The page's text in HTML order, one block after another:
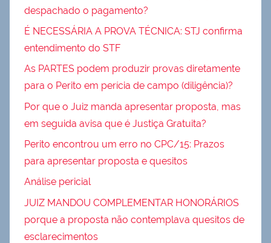
despachado o pagamento?
É NECESSÁRIA A PROVA TÉCNICA: STJ confirma
entendimento do STF
As PARTES podem produzir provas diretamente
para o Perito em perícia de campo (diligência)?
Por que o Juiz manda apresentar proposta, mas
em seguida avisa que é Justiça Gratuita?
Perito encontrou um erro no CPC/15: Prazos
para apresentar proposta e quesitos
Análise pericial
JUIZ MANDOU COMPLEMENTAR HONORÁRIOS
porque a proposta não contemplava quesitos de
esclarecimentos